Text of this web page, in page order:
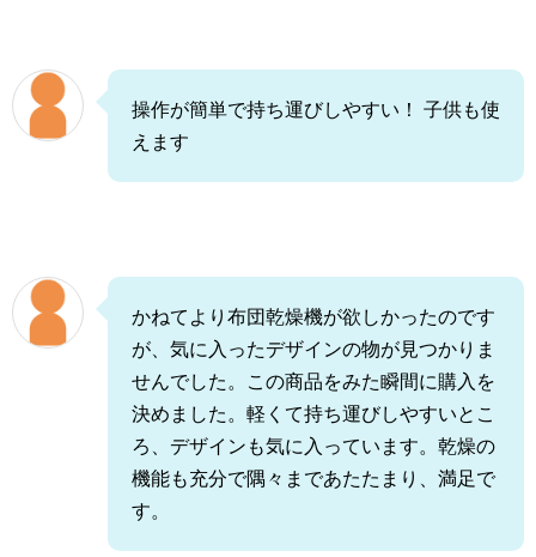
操作が簡単で持ち運びしやすい！ 子供も使
えます
かねてより布団乾燥機が欲しかったのです
が、気に入ったデザインの物が見つかりま
せんでした。この商品をみた瞬間に購入を
決めました。軽くて持ち運びしやすいとこ
ろ、デザインも気に入っています。乾燥の
機能も充分で隅々まであたたまり、満足で
す。